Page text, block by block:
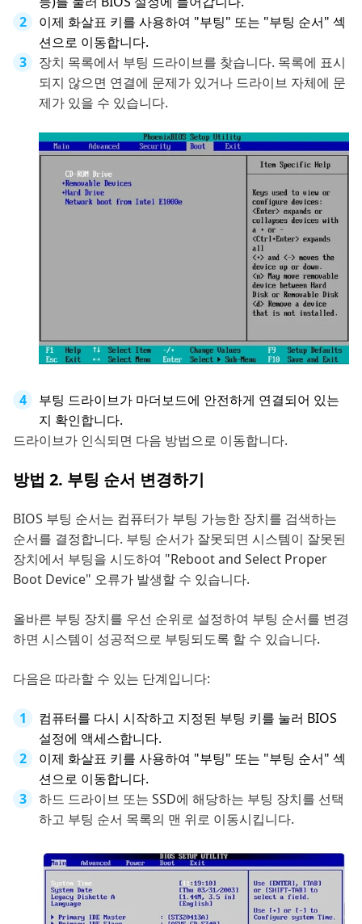
이제 화살표 키를 사용하여 "부팅" 또는 "부팅 순서" 섹
션으로 이동합니다.
장치 목록에서 부팅 드라이브를 찾습니다. 목록에 표시
되지 않으면 연결에 문제가 있거나 드라이브 자체에 문
제가 있을 수 있습니다.
부팅 드라이브가 마더보드에 안전하게 연결되어 있는
지 확인합니다.
드라이브가 인식되면 다음 방법으로 이동합니다.
방법 2. 부팅 순서 변경하기
BIOS 부팅 순서는 컴퓨터가 부팅 가능한 장치를 검색하는
순서를 결정합니다. 부팅 순서가 잘못되면 시스템이 잘못된
장치에서 부팅을 시도하여 "Reboot and Select Proper
Boot Device" 오류가 발생할 수 있습니다.
올바른 부팅 장치를 우선 순위로 설정하여 부팅 순서를 변경
하면 시스템이 성공적으로 부팅되도록 할 수 있습니다.
다음은 따라할 수 있는 단계입니다:
컴퓨터를 다시 시작하고 지정된 부팅 키를 눌러 BIOS
설정에 액세스합니다.
이제 화살표 키를 사용하여 "부팅" 또는 "부팅 순서" 섹
션으로 이동합니다.
하드 드라이브 또는 SSD에 해당하는 부팅 장치를 선택
하고 부팅 순서 목록의 맨 위로 이동시킵니다.